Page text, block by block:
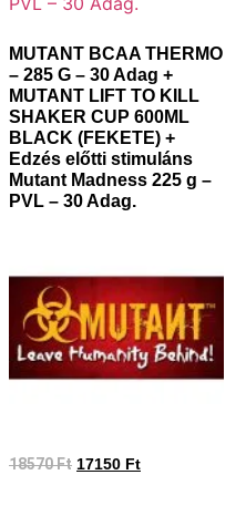
MUTANT BCAA THERMO
– 285 G – 30 Adag +
MUTANT LIFT TO KILL
SHAKER CUP 600ML
BLACK (FEKETE) +
Edzés előtti stimuláns
Mutant Madness 225 g –
PVL – 30 Adag.
18570Ft 17150 Ft